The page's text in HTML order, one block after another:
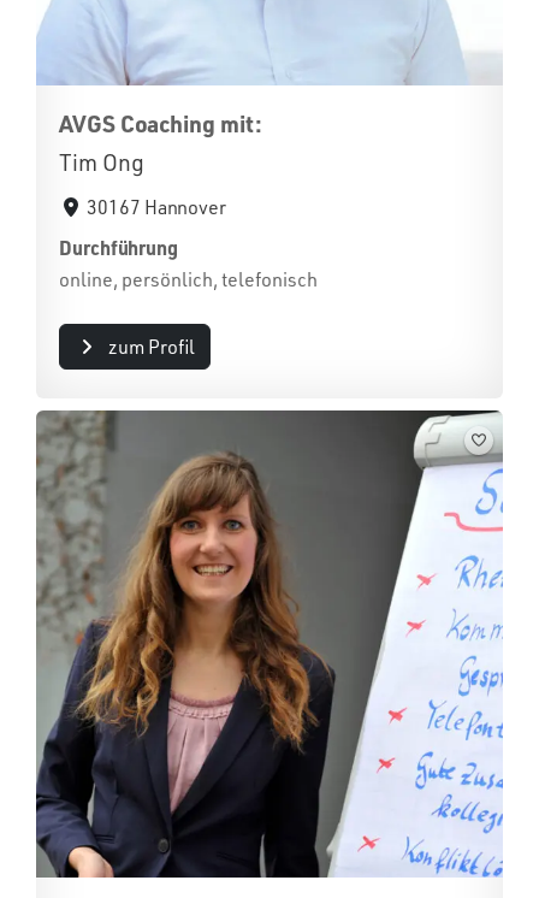
AVGS Coaching mit:
Tim Ong
30167 Hannover
Durchführung
online, persönlich, telefonisch
zum Profil